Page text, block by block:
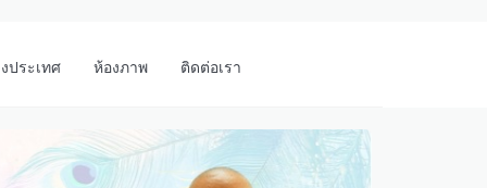
ประเทศ ห้องภาพ ติดต่อเรา